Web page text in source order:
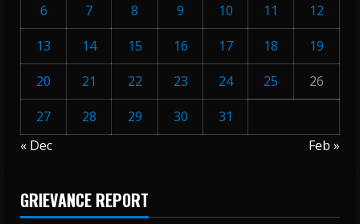
6
7 8 9 10 11
12
13
14 15 16 17 18
19
20
21 22 23 24 25
26
27
28 29 30
31
« Dec
Feb »
GRIEVANCE REPORT